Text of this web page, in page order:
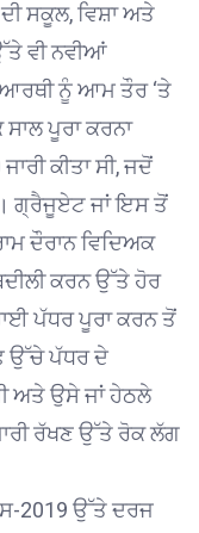
ਸਕੂਲ, ਵਿਸ਼ਾ ਅਤੇ
ਵੀ ਨਵੀਆਂ
ਨੂੰ ਆਮ ਤੌਰ ‘ਤੇ
ਪੂਰਾ ਕਰਨਾ
ਕੀਤਾ ਸੀ, ਜਦੋਂ
ਗ੍ਰੈਜੂਏਟ ਜਾਂ ਇਸ ਤੋਂ
ਦੌਰਾਨ ਵਿਦਿਅਕ
ਕਰਨ ਉੱਤੇ ਹੋਰ
ਪੱਧਰ ਪੂਰਾ ਕਰਨ ਤੋਂ
ਉੱਚੇ ਪੱਧਰ ਦੇ
ਅਤੇ ਉਸੇ ਜਾਂ ਹੇਠਲੇ
ਰੱਖਣ ਉੱਤੇ ਰੋਕ ਲੱਗ
2019 ਉੱਤੇ ਦਰਜ